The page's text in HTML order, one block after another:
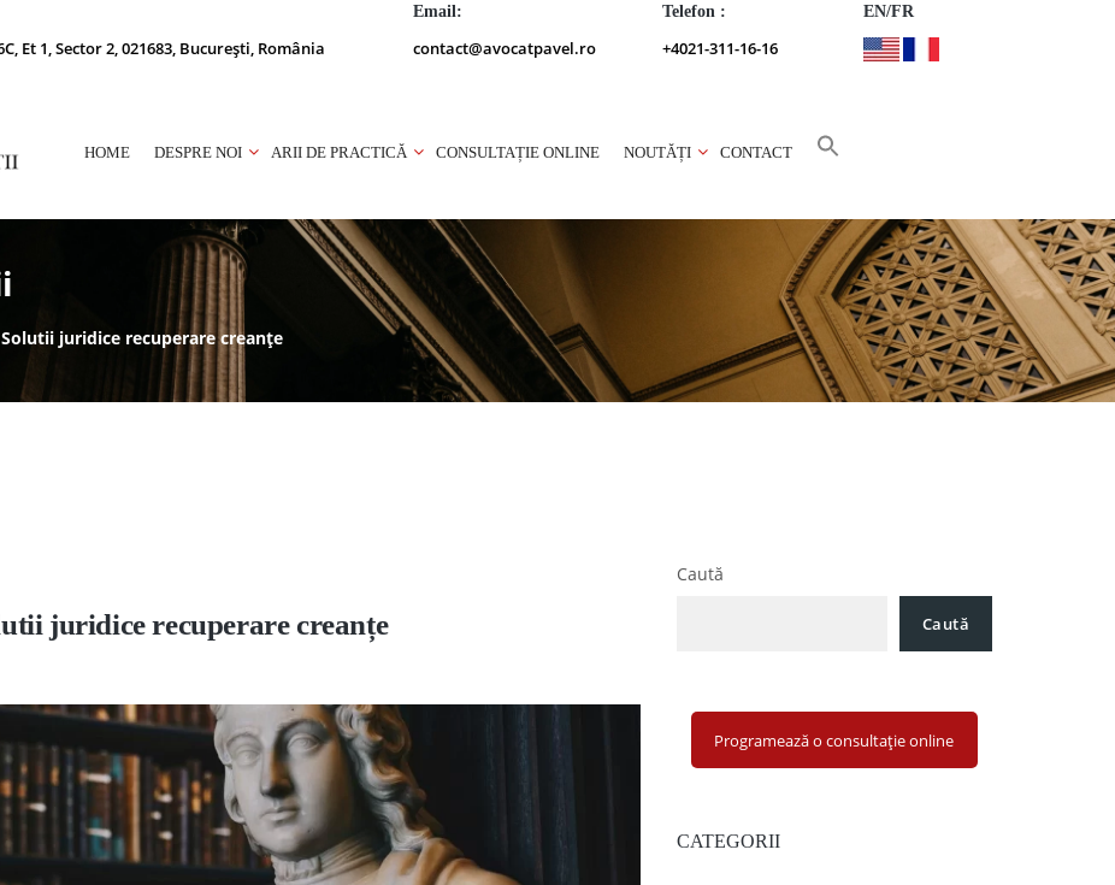
Et 1, Sector 2, 021683, București, România
Email:
contact@avocatpavel.ro
Telefon :
+4021-311-16-16
EN/FR
HOME DESPRE NOI ARII DE PRACTICĂ CONSULTAȚIE ONLINE NOUTĂȚI CONTACT
juridice recuperare creanțe
juridice recuperare creanțe
Caută
Caută
Programează o consultație online
CATEGORII